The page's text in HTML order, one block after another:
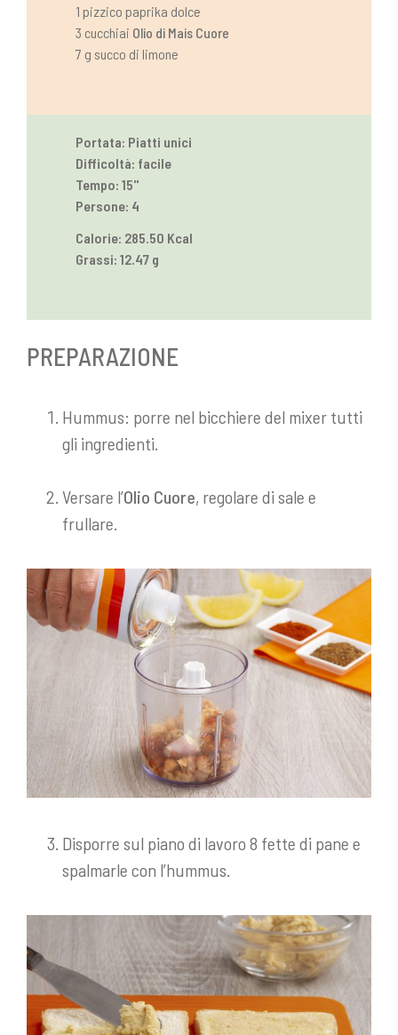
1 pizzico paprika dolce
3 cucchiai Olio di Mais Cuore
7 g succo di limone
Portata: Piatti unici
Difficoltà: facile
Tempo: 15''
Persone: 4
Calorie: 285.50 Kcal
Grassi: 12.47 g
PREPARAZIONE
Hummus: porre nel bicchiere del mixer tutti
gli ingredienti.
Versare l’Olio Cuore, regolare di sale e
frullare.
Disporre sul piano di lavoro 8 fette di pane e
spalmarle con l’hummus.